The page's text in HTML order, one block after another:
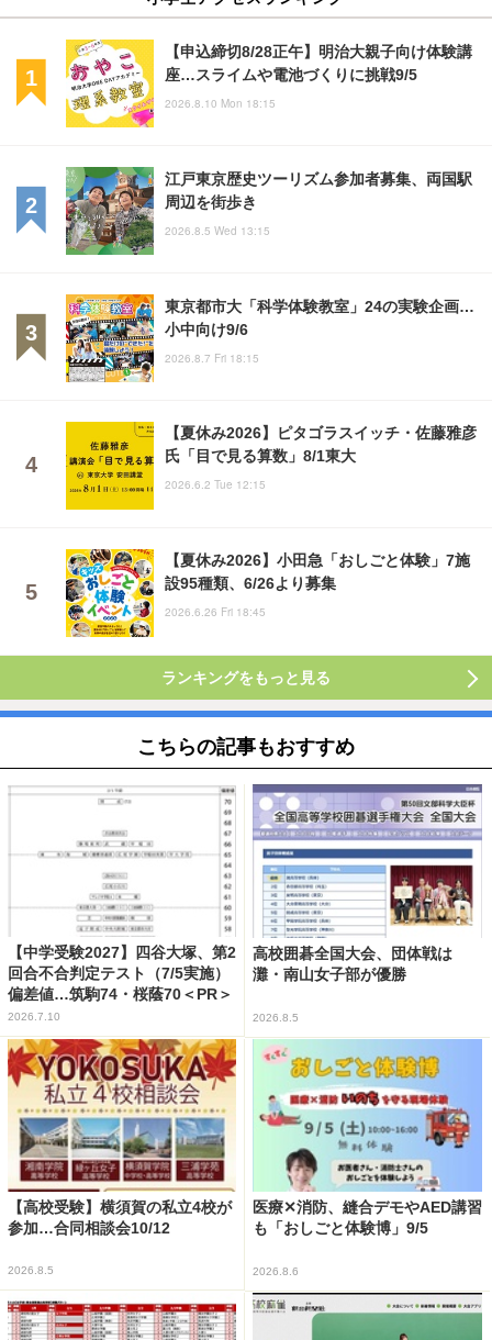
【申込締切8/28正午】明治大親子向け体験講
座…スライムや電池づくりに挑戦9/5
2026.8.10 Mon 18:15
江戸東京歴史ツーリズム参加者募集、両国駅
周辺を街歩き
2026.8.5 Wed 13:15
東京都市大「科学体験教室」24の実験企画…
小中向け9/6
2026.8.7 Fri 18:15
【夏休み2026】ピタゴラスイッチ・佐藤雅彦
氏「目で見る算数」8/1東大
2026.6.2 Tue 12:15
【夏休み2026】小田急「おしごと体験」7施
設95種類、6/26より募集
2026.6.26 Fri 18:45
ランキングをもっと見る
こちらの記事もおすすめ
【中学受験2027】四谷大塚、第2
回合不合判定テスト（7/5実施）
偏差値…筑駒74・桜蔭70＜PR＞
2026.7.10
高校囲碁全国大会、団体戦は
灘・南山女子部が優勝
2026.8.5
【高校受験】横須賀の私立4校が
参加…合同相談会10/12
2026.8.5
医療✕消防、縫合デモやAED講習
も「おしごと体験博」9/5
2026.8.6